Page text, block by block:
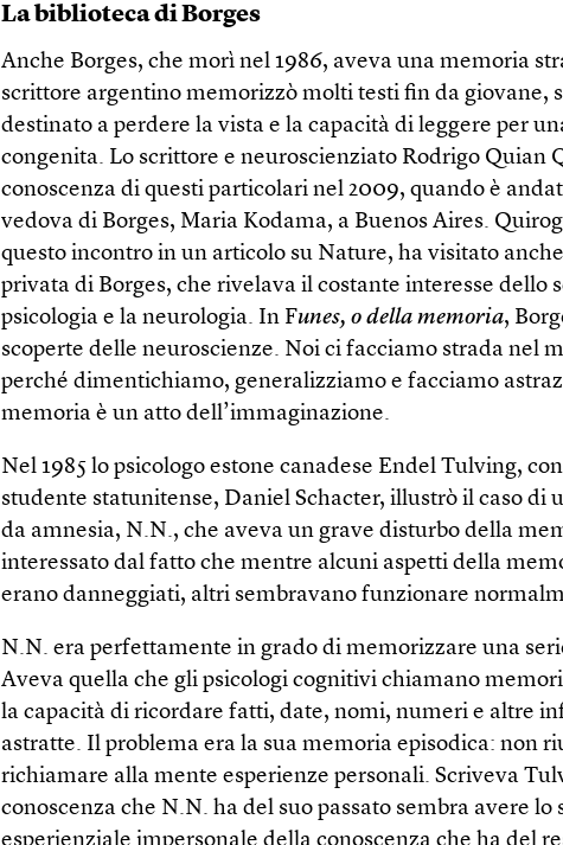
La biblioteca di Borges
Anche Borges, che morì nel 1986, aveva una memoria
scrittore argentino memorizzò molti testi fin da giovane,
destinato a perdere la vista e la capacità di leggere per
congenita. Lo scrittore e neuroscienziato Rodrigo Quian
conoscenza di questi particolari nel 2009, quando è
vedova di Borges, Maria Kodama, a Buenos Aires.
questo incontro in un articolo su Nature, ha visitato
privata di Borges, che rivelava il costante interesse dello
psicologia e la neurologia. In Funes, o della memoria,
scoperte delle neuroscienze. Noi ci facciamo strada nel
perché dimentichiamo, generalizziamo e facciamo
memoria è un atto dell’immaginazione.
Nel 1985 lo psicologo estone canadese Endel Tulving,
studente statunitense, Daniel Schacter, illustrò il caso di
da amnesia, N.N., che aveva un grave disturbo della
interessato dal fatto che mentre alcuni aspetti della
erano danneggiati, altri sembravano funzionare
N.N. era perfettamente in grado di memorizzare una
Aveva quella che gli psicologi cognitivi chiamano
la capacità di ricordare fatti, date, nomi, numeri e altre
astratte. Il problema era la sua memoria episodica: non
richiamare alla mente esperienze personali. Scriveva
conoscenza che N.N. ha del suo passato sembra avere lo
esperienziale impersonale della conoscenza che ha del